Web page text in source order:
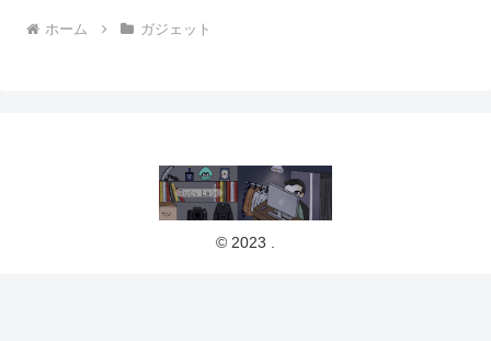
ホーム ガジェット
© 2023 .